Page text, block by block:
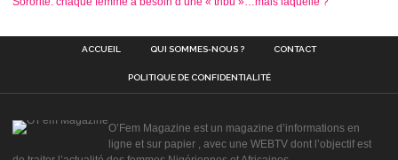
ACCUEIL QUI SOMMES-NOUS ? CONTACT
POLITIQUE DE CONFIDENTIALITÉ
O’Fem Magazine est un magazine d’informations en
ligne et sur papier , avec une WEBTV dont l’objectif est